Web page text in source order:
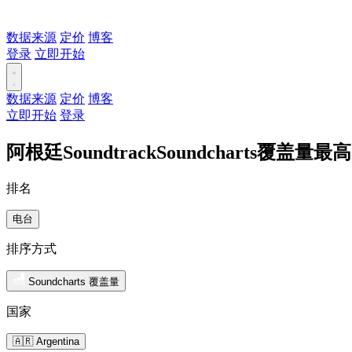
数据来源 定价 博客
登录 立即开始
数据来源 定价 博客
立即开始 登录
阿根廷SoundtrackSoundcharts覆盖量最
排名
电台
排序方式
Soundcharts 覆盖量
国家
🇦🇷 Argentina